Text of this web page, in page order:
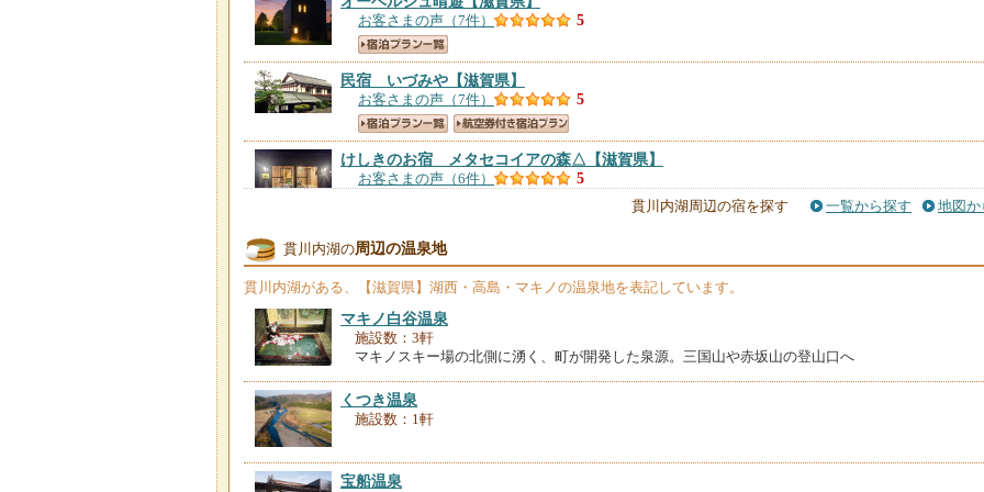
お客さまの声（7件） 5
民宿 いづみや 【滋賀県】
お客さまの声（7件） 5
けしきのお宿 メタセコイアの森△ 【滋賀県】
お客さまの声（6件） 5
湖畔の旅籠 福寿
お客さまの声（90件）
琵犬湖ＲＩＫＩＳＡＫＵ
お客さまの声（49件）
民宿 やまげん＜滋賀県＞
お客さまの声（10件）
ＷＡＳＵＫＩ ＢＡＳＥ びわ湖 ＧＵＥＳＴ ＨＯＵＳＥ
貫川内湖周辺の宿を探す 一覧から探す 地図か
貫川内湖の周辺の温泉地
貫川内湖がある、【滋賀県】湖西・高島・マキノの温泉地を表記しています。
マキノ白谷温泉
施設数：3軒
マキノスキー場の北側に湧く、町が開発した泉源。三国山や赤坂山の登山口へ
くつき温泉
施設数：1軒
宝船温泉